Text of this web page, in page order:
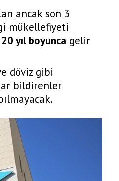
ancak son 3
mükellefiyeti
20 yıl boyunca gelir
döviz gibi
bildirenler